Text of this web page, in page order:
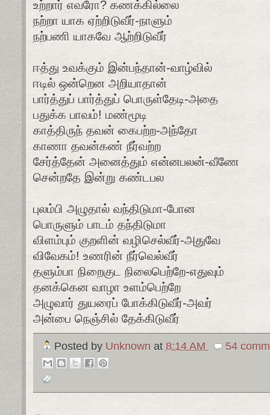
உற்றார் எவரோ? கணக்கில்லை
நற்றா யாக ஏற்றிடுவீர்-நாளும்
நற்பணி யாகவே ஆற்றிடுவீர்
ஈத்து உவக்கும் இன்பந்தான்-வாழ்வில்
ஈடில் ஒன்றென அறியாதான்
பார்த்துப் பார்த்துப் பொருள்தேடி-அதை
பதுக்க பாவம்! மண்மூடி
காத்திருந் தவன் கைபற்ற-அந்தோ
காணா தவன்கண் நீர்வற்ற
சேர்த்தேன் அனைத்தும் என்னபலன்-வீணே
சென்றதே இன்று கண்டபல
புலம்பி அழுதால் வந்திடுமா-போன
பொருளும் பாடம் தந்திடுமா
விளம்பும் குறளின் வழிசெல்வீர்-அதுவே
விவேகம்! உணரின் நீர்வெல்வீர்
தளும்பா நிறைகுட நிலைபெற்றே-எதுவும்
தனக்கென வாழா உளம்பெற்றே
அழுவார் துயரைப் போக்கிடுவீர்-அவர்
அன்பை நெஞ்சில் தேக்கிடுவீர்
Posted by Unknown at 8:14 AM 54